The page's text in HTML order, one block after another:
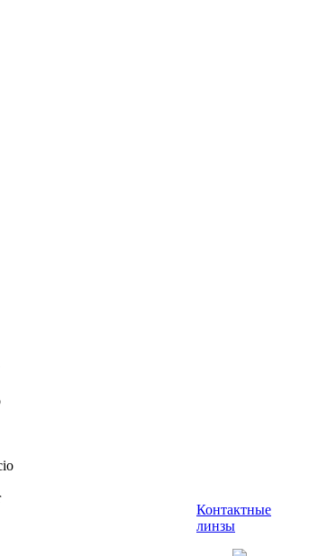
Контактные
линзы